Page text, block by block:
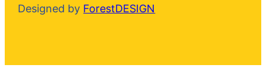
Designed by ForestDESIGN